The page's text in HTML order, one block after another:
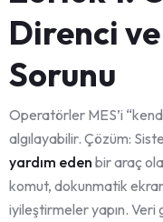
Direnci
Sorunu
Operatörler MES’i
algılayabilir. Çözüm:
yardım eden bir araç
komut, dokunmatik
iyileştirmeler yapın.